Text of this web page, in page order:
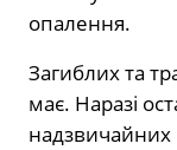
опалення.
Загиблих та
має. Наразі
надзвичайних